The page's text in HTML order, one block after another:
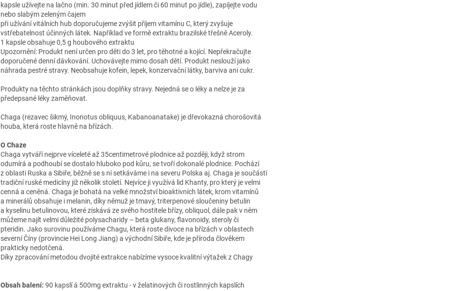
kapsle užívejte na lačno (min. 30 minut před jídlem či 60 minut po jídle), zapíjejte vodu
nebo slabým zeleným čajem
při užívání vitálních hub doporučujeme zvýšit příjem vitamínu C, který zvyšuje
vstřebatelnost účinných látek. Například ve formě extraktu brazilské třešně Aceroly.
1 kapsle obsahuje 0,5 g houbového extraktu
Upozornění: Produkt není určen pro děti do 3 let, pro těhotné a kojící. Nepřekračujte
doporučené denní dávkování. Uchovávejte mimo dosah dětí. Produkt neslouží jako
náhrada pestré stravy. Neobsahuje kofein, lepek, konzervační látky, barviva ani cukr.
Produkty na těchto stránkách jsou doplňky stravy. Nejedná se o léky a nelze je za
předepsané léky zaměňovat.
Chaga (rezavec šikmý, Inonotus obliquus, Kabanoanatake) je dřevokazná chorošovitá
houba, která roste hlavně na břízách.
O Chaze
Chaga vytváří nejprve víceleté až 35centimetrové plodnice až později, když strom
odumírá a podhoubí se dostalo hluboko pod kůru, se tvoří dokonalé plodnice. Pochází
z oblasti Ruska a Sibiře, běžně se s ní setkáváme i na severu Polska aj. Chaga je součástí
tradiční ruské medicíny již několik století. Nejvíce ji využívá lid Khanty, pro který je velmi
cenná a ceněná. Chaga je bohatá na velké množství bioaktivních látek, krom vitamínů
a minerálů obsahuje i melanin, díky němuž je tmavý, triterpenové sloučeniny betulin
a kyselinu betulinovou, které získává ze svého hostitele břízy, obliquol, dále pak v něm
můžeme najít velmi důležité polysacharidy – beta glukany, flavonoidy, steroly či
pteridin. Jako surovinu používáme Chagu, která roste divoce na břízách v oblastech
severní Číny (provincie Hei Long Jiang) a východní Sibiře, kde je příroda člověkem
prakticky nedotčená.
Díky zpracování metodou dvojité extrakce nabízíme vysoce kvalitní výtažek z Chagy
Obsah balení: 90 kapslí á 500mg extraktu - v želatinových či rostlinných kapslích